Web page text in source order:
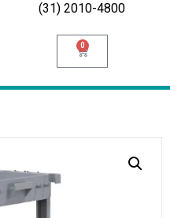
(31) 2010-4800
0